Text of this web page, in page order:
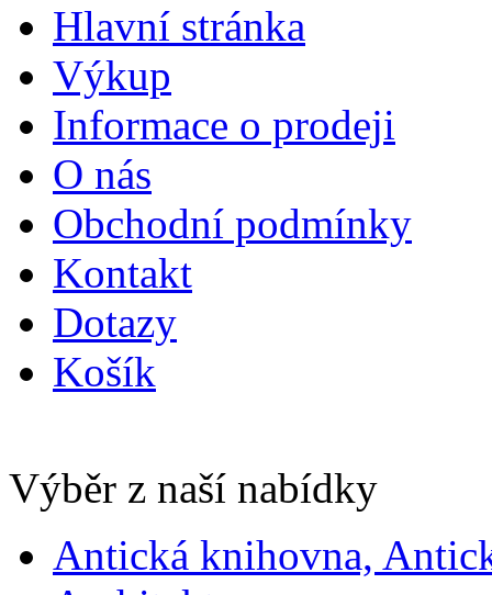
Hlavní stránka
Výkup
Informace o prodeji
O nás
Obchodní podmínky
Kontakt
Dotazy
Košík
Výběr z naší nabídky
Antická knihovna,